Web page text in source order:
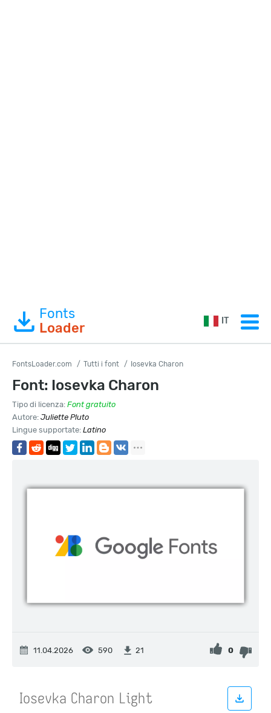
Fonts
Loader
IT
FontsLoader.com Tutti i font Iosevka Charon
Font: Iosevka Charon
Tipo di licenza: Font gratuito
Autore: Juliette Pluto
Lingue supportate: Latino
11.04.2026 590 21 0